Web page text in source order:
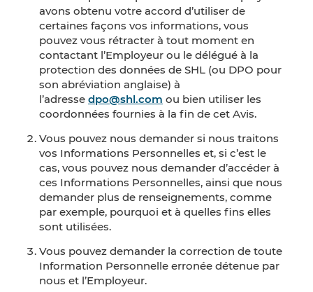
avons obtenu votre accord d’utiliser de
certaines façons vos informations, vous
pouvez vous rétracter à tout moment en
contactant l’Employeur ou le délégué à la
protection des données de SHL (ou DPO pour
son abréviation anglaise) à
l’adresse dpo@shl.com ou bien utiliser les
coordonnées fournies à la fin de cet Avis.
Vous pouvez nous demander si nous traitons
vos Informations Personnelles et, si c’est le
cas, vous pouvez nous demander d’accéder à
ces Informations Personnelles, ainsi que nous
demander plus de renseignements, comme
par exemple, pourquoi et à quelles fins elles
sont utilisées.
Vous pouvez demander la correction de toute
Information Personnelle erronée détenue par
nous et l’Employeur.